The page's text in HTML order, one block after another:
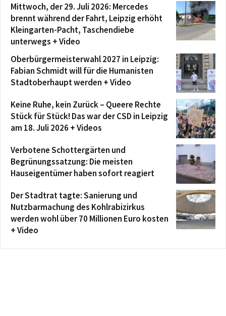
Mittwoch, der 29. Juli 2026: Mercedes
brennt während der Fahrt, Leipzig erhöht
Kleingarten-Pacht, Taschendiebe
unterwegs + Video
Oberbürgermeisterwahl 2027 in Leipzig:
Fabian Schmidt will für die Humanisten
Stadtoberhaupt werden + Video
Keine Ruhe, kein Zurück – Queere Rechte
Stück für Stück! Das war der CSD in Leipzig
am 18. Juli 2026 + Videos
Verbotene Schottergärten und
Begrünungssatzung: Die meisten
Hauseigentümer haben sofort reagiert
Der Stadtrat tagte: Sanierung und
Nutzbarmachung des Kohlrabizirkus
werden wohl über 70 Millionen Euro kosten
+ Video